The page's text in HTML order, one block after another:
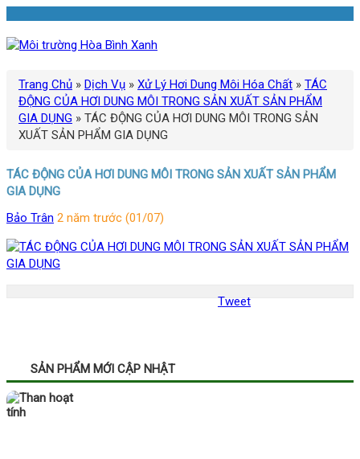
Trang Chủ » Dịch Vụ » Xử Lý Hơi Dung Môi Hóa Chất » TÁC
ĐỘNG CỦA HƠI DUNG MÔI TRONG SẢN XUẤT SẢN PHẨM
GIA DỤNG » TÁC ĐỘNG CỦA HƠI DUNG MÔI TRONG SẢN
XUẤT SẢN PHẨM GIA DỤNG
TÁC ĐỘNG CỦA HƠI DUNG MÔI TRONG SẢN XUẤT SẢN PHẨM
GIA DỤNG
Bảo Trân 2 năm trước (01/07)
Tweet
SẢN PHẨM MỚI CẬP NHẬT